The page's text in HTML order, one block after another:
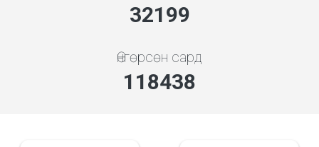
35915
Өнгөрсөн сард
132104